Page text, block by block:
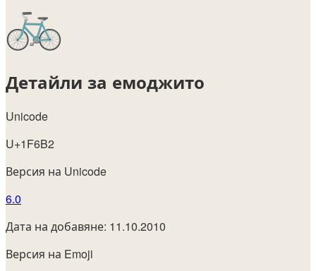
Детайли за емоджито
Unicode
U+1F6B2
Версия на Unicode
6.0
Дата на добавяне: 11.10.2010
Версия на Emoji